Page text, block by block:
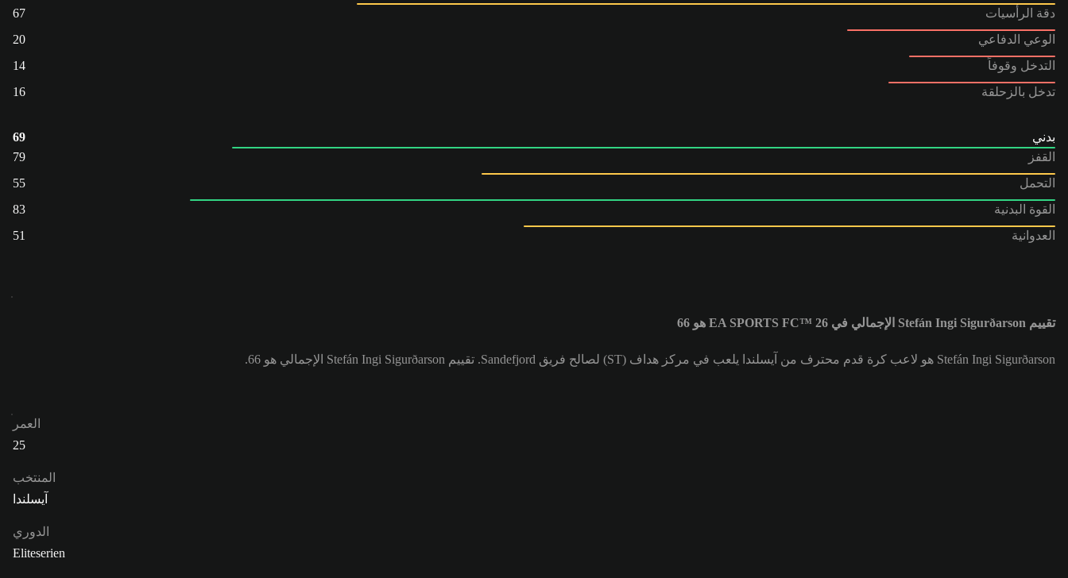
دقة الرأسيات
67
الوعي الدفاعي
20
التدخل وقوفاً
14
تدخل بالزحلقة
16
بدني
69
القفز
79
التحمل
55
القوة البدنية
83
العدوانية
51
تقييم Stefán Ingi Sigurðarson الإجمالي في EA SPORTS FC™ 26 هو 66
Stefán Ingi Sigurðarson هو لاعب كرة قدم محترف من آيسلندا يلعب في مركز هداف (ST) لصالح فريق Sandefjord. تقييم Stefán Ingi Sigurðarson الإجمالي هو 66.
العمر
25
المنتخب
آيسلندا
الدوري
Eliteserien